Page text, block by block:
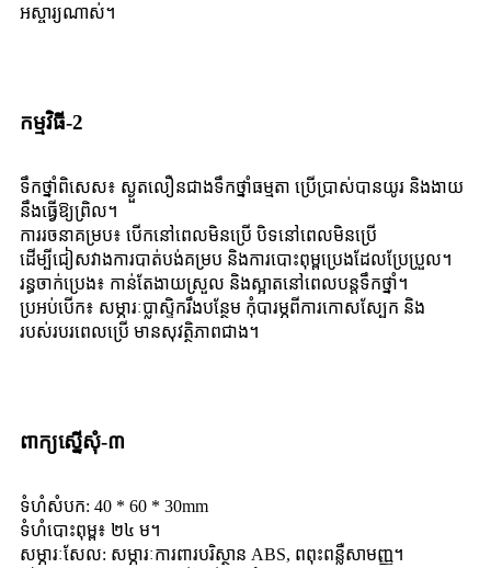
អស្ចារ្យណាស់។
កម្មវិធី-2
ទឹកថ្នាំពិសេស៖ ស្ងួតលឿនជាងទឹកថ្នាំធម្មតា ប្រើប្រាស់បានយូរ និងងាយ
នឹងធ្វើឱ្យព្រិល។
ការរចនាគម្រប៖ បើកនៅពេលមិនប្រើ បិទនៅពេលមិនប្រើ
ដើម្បីជៀសវាងការបាត់បង់គម្រប និងការបោះពុម្ពប្រេងដែលប្រែប្រួល។
រន្ធចាក់ប្រេង៖ កាន់តែងាយស្រួល និងស្អាតនៅពេលបន្តទឹកថ្នាំ។
ប្រអប់បើក៖ សម្ភារៈប្លាស្ទិករឹងបន្ថែម កុំបារម្ភពីការកោសស្បែក និង
របស់របរពេលប្រើ មានសុវត្ថិភាពជាង។
ពាក្យស្នើសុំ-៣
ទំហំសំបក: 40 * 60 * 30mm
ទំហំបោះពុម្ព៖ ២៤ ម។
សម្ភារៈសែល: សម្ភារៈការពារបរិស្ថាន ABS, ពពុះពន្លឺសាមញ្ញ។